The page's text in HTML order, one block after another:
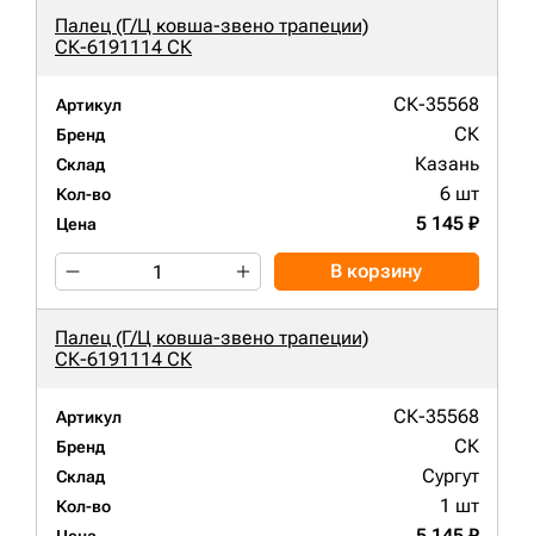
Палец (Г/Ц ковша-звено трапеции)
СК-6191114 СК
Артикул СК-35568
Бренд СК
Склад Казань
Кол-во 6 шт
Цена 5 145 ₽
В корзину
Палец (Г/Ц ковша-звено трапеции)
СК-6191114 СК
Артикул СК-35568
Бренд СК
Склад Сургут
Кол-во 1 шт